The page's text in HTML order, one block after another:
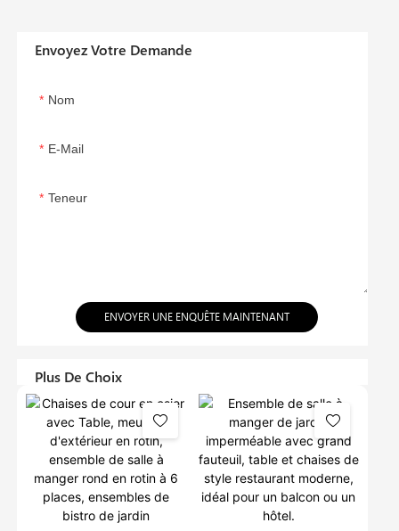
Envoyez Votre Demande
Nom
E-Mail
Teneur
ENVOYER UNE ENQUÊTE MAINTENANT
Plus De Choix